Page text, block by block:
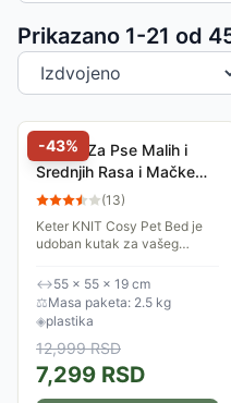
Prikazano 1-21 od
Sortiranje proizvoda
-43%
Krevet Za Pse Malih i
Srednjih Rasa i Mačke
Curver Cozy - Boja
(13)
Keter KNIT Cosy Pet Bed je
udoban kutak za vašeg
potrebu koju većina malih
kućnih ljubimaca ima za
vlastitim prostorom,...
↔55 × 55 × 19 cm
⚖Masa paketa: 2.5 kg
◈plastika
12,999RSD
7,299 RSD